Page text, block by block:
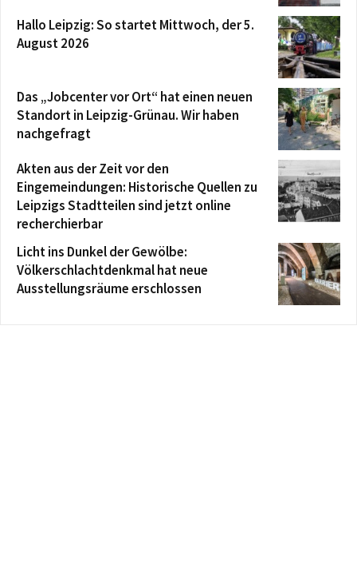
Hallo Leipzig: So startet Mittwoch, der 5.
August 2026
Das „Jobcenter vor Ort“ hat einen neuen
Standort in Leipzig-Grünau. Wir haben
nachgefragt
Akten aus der Zeit vor den
Eingemeindungen: Historische Quellen zu
Leipzigs Stadtteilen sind jetzt online
recherchierbar
Licht ins Dunkel der Gewölbe:
Völkerschlachtdenkmal hat neue
Ausstellungsräume erschlossen